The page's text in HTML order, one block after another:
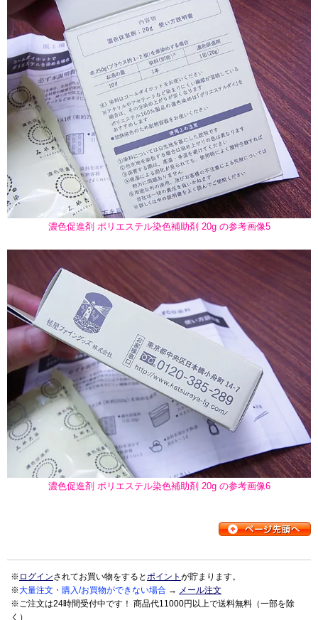
濃色促進剤 ポリエステル染色補助剤 20g の参考画像5
濃色促進剤 ポリエステル染色補助剤 20g の参考画像6
※ ログインされてお買い物をするとポイント が貯まります。
※大量注文・購入/お買物ができない場合 → メール注文
※ご注文は24時間受付中です！ 商品代11000円以上で送料無料（一部を除
く）